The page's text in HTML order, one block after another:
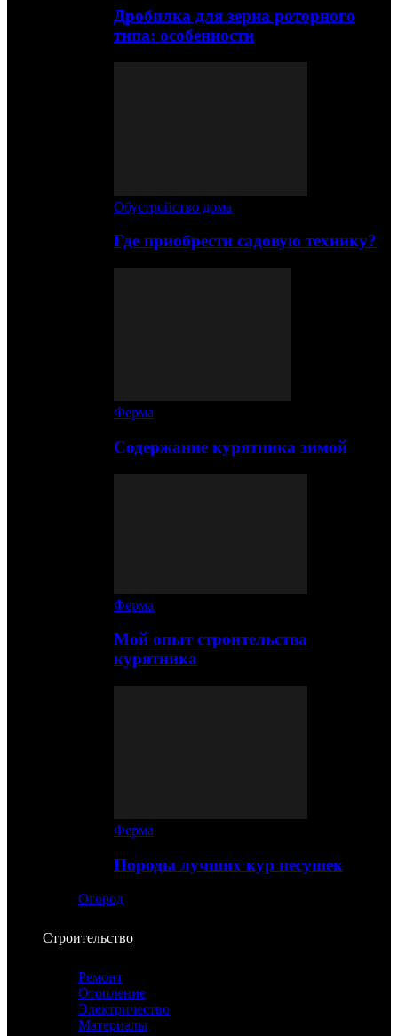
Дробилка для зерна роторного
типа: особенности
Обустройство дома
Где приобрести садовую технику?
Ферма
Содержание курятника зимой
Ферма
Мой опыт строительства
курятника
Ферма
Породы лучших кур несушек
Огород
Строительство
Ремонт
Отопление
Электричество
Материалы